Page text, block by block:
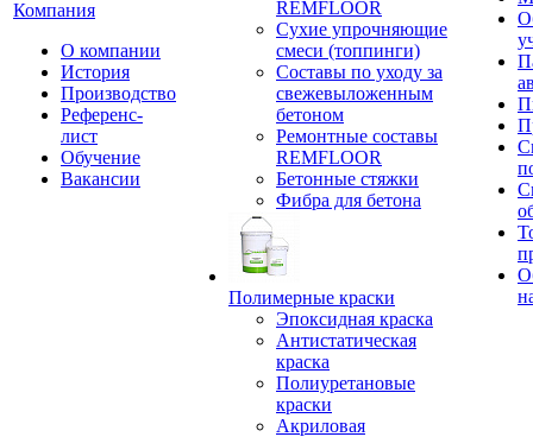
Компания
О компании
История
Производство
Референс-
лист
Обучение
Вакансии
REMFLOOR
Сухие упрочняющие
смеси (топпинги)
Составы по уходу за
свежевыложенным
бетоном
Ремонтные составы
REMFLOOR
Бетонные стяжки
Фибра для бетона
Полимерные краски
Эпоксидная краска
Антистатическая
краска
Полиуретановые
краски
Акриловая